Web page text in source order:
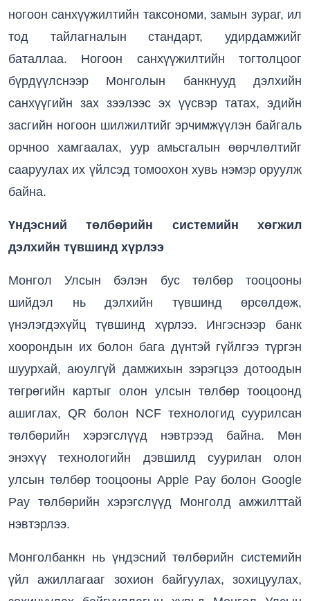
ногоон санхүүжилтийн таксономи, замын зураг, ил
тод тайлагналын стандарт, удирдамжийг
баталлаа. Ногоон санхүүжилтийн тогтолцоог
бүрдүүлснээр Монголын банкнууд дэлхийн
санхүүгийн зах зээлээс эх үүсвэр татах, эдийн
засгийн ногоон шилжилтийг эрчимжүүлэн байгаль
орчноо хамгаалах, уур амьсгалын өөрчлөлтийг
сааруулах их үйлсэд томоохон хувь нэмэр оруулж
байна.
Үндэсний төлбөрийн системийн хөгжил
дэлхийн түвшинд хүрлээ
Монгол Улсын бэлэн бус төлбөр тооцооны
шийдэл нь дэлхийн түвшинд өрсөлдөж,
үнэлэгдэхүйц түвшинд хүрлээ. Ингэснээр банк
хоорондын их болон бага дүнтэй гүйлгээ түргэн
шуурхай, аюулгүй дамжихын зэрэгцээ дотоодын
төгрөгийн картыг олон улсын төлбөр тооцоонд
ашиглах, QR болон NCF технологид суурилсан
төлбөрийн хэрэгслүүд нэвтрээд байна. Мөн
энэхүү технологийн дэвшилд суурилан олон
улсын төлбөр тооцооны Apple Pay болон Google
Pay төлбөрийн хэрэгслүүд Монголд амжилттай
нэвтэрлээ.
Монголбанкн нь үндэсний төлбөрийн системийн
үйл ажиллагааг зохион байгуулах, зохицуулах,